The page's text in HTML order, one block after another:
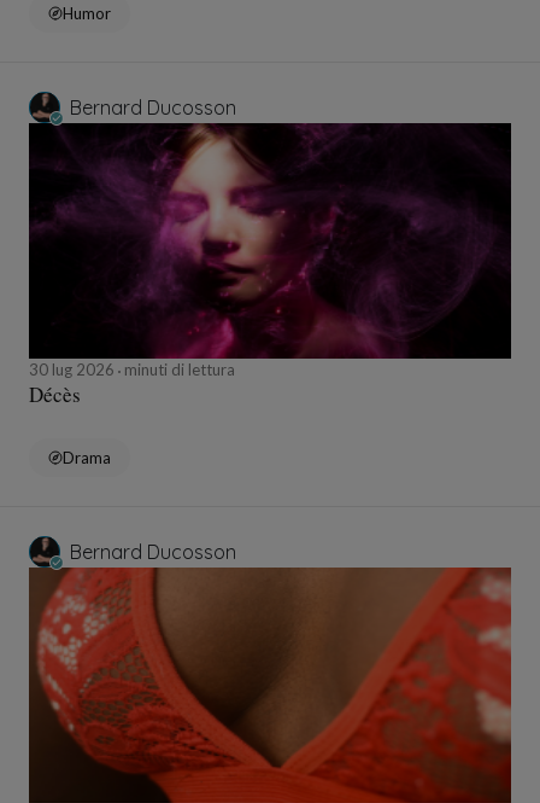
Humor
Bernard Ducosson
30 lug 2026 minuti di lettura
Décès
Drama
Bernard Ducosson